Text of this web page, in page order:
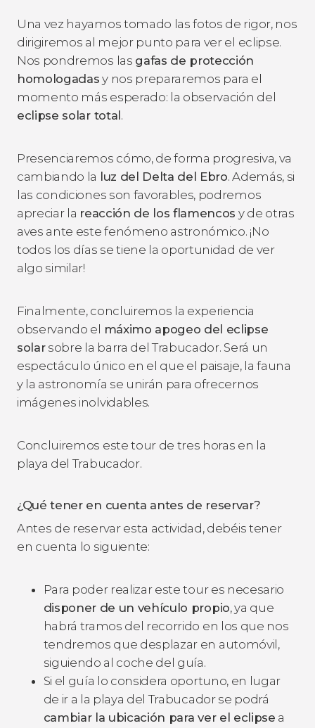
Una vez hayamos tomado las fotos de rigor, nos
dirigiremos al mejor punto para ver el eclipse.
Nos pondremos las gafas de protección
homologadas y nos prepararemos para el
momento más esperado: la observación del
eclipse solar total .
Presenciaremos cómo, de forma progresiva, va
cambiando la luz del Delta del Ebro. Además, si
las condiciones son favorables, podremos
apreciar la reacción de los flamencos y de otras
aves ante este fenómeno astronómico. ¡No
todos los días se tiene la oportunidad de ver
algo similar!
Finalmente, concluiremos la experiencia
observando el máximo apogeo del eclipse
solarsobre la barra del Trabucador. Será un
espectáculo único en el que el paisaje, la fauna
y la astronomía se unirán para ofrecernos
imágenes inolvidables.
Concluiremos este tour de tres horas en la
playa del Trabucador.
¿Qué tener en cuenta antes de reservar?
Antes de reservar esta actividad, debéis tener
en cuenta lo siguiente:
Para poder realizar este tour es necesario
disponer de un vehículo propio, ya que
habrá tramos del recorrido en los que nos
tendremos que desplazar en automóvil,
siguiendo al coche del guía.
Si el guía lo considera oportuno, en lugar
de ir a la playa del Trabucador se podrá
cambiar la ubicación para ver el eclipse a